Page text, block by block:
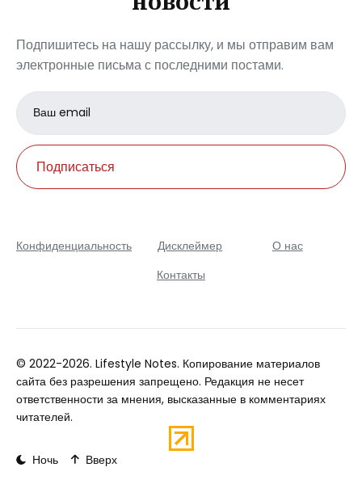
Подпишитесь на нашу рассылку, и мы отправим вам
электронные письма с последними постами.
Email
address
Подписаться
Конфиденциальность Дисклеймер
О нас
Контакты
© 2022-2026. Lifestyle Notes. Копирование материалов
сайта без разрешения запрещено. Редакция не несет
ответственности за мнения, высказанные в комментариях
читателей.
Ночь Вверх